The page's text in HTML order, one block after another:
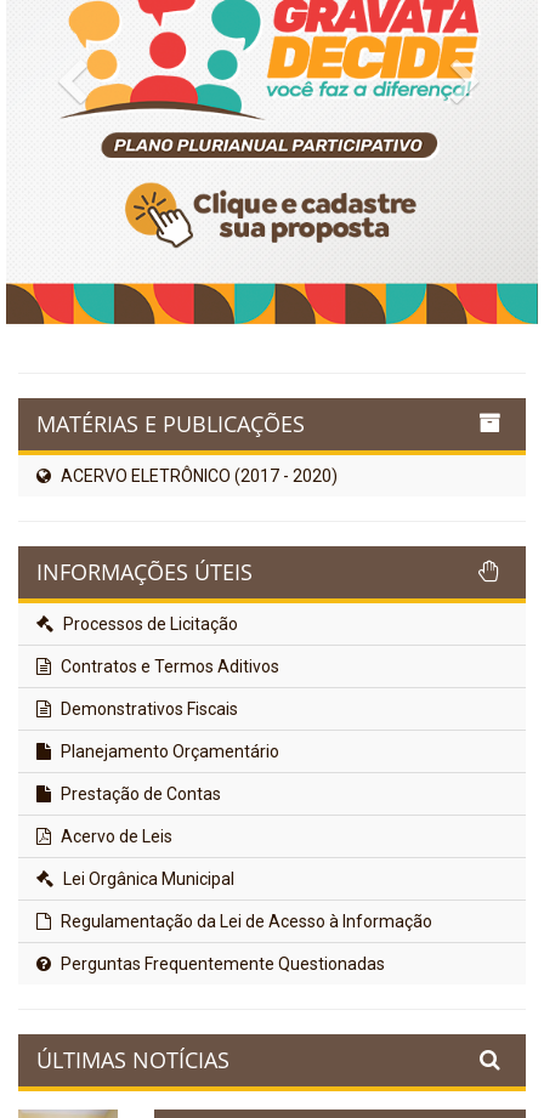
Previous
MATÉRIAS E PUBLICAÇÕES
ACERVO ELETRÔNICO (2017 - 2020)
INFORMAÇÕES ÚTEIS
Processos de Licitação
Contratos e Termos Aditivos
Demonstrativos Fiscais
Planejamento Orçamentário
Prestação de Contas
Acervo de Leis
Lei Orgânica Municipal
Regulamentação da Lei de Acesso à Informação
Perguntas Frequentemente Questionadas
ÚLTIMAS NOTÍCIAS